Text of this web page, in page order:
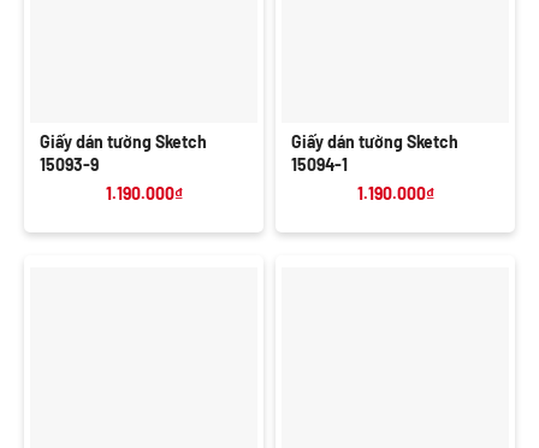
Giấy dán tường Sketch
15093-9
1.190.000₫
Giấy dán tường Sketch
15094-1
1.190.000₫